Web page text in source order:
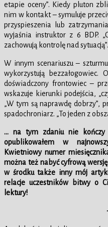
etapie oceny”. Kiedy pluton
nim w kontakt – symuluje
przyspieszenia lub
wyjaśnia instruktor z 6 BDP.
zachowują kontrolę nad sytuacją”.
W innym scenariuszu –
wykorzystują bezzałogowiec.
doświadczony frontowiec –
wskazuje kierunki podejścia,
„W tym są naprawdę dobrzy”,
spadochroniarz. „To jeden z
… na tym zdaniu nie kończy
opublikowałem w
Kwietniowy numer
można też nabyć cyfrową
w środku także inny mój
relacje uczestników bitwy o
lektury!